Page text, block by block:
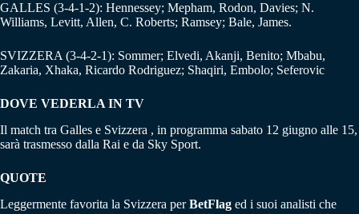
GALLES (3-4-1-2): Hennessey; Mepham, Rodon, Davies; N.
Williams, Levitt, Allen, C. Roberts; Ramsey; Bale, James.
SVIZZERA (3-4-2-1): Sommer; Elvedi, Akanji, Benito; Mbabu,
Zakaria, Xhaka, Ricardo Rodriguez; Shaqiri, Embolo; Seferovic
DOVE VEDERLA IN TV
Il match tra Galles e Svizzera , in programma sabato 12 giugno alle 15,
sarà trasmesso dalla Rai e da Sky Sport.
QUOTE
Leggermente favorita la Svizzera perBetFlag ed i suoi analisti che